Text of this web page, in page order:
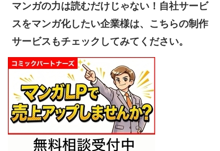
マンガの力は読むだけじゃない！自社サービ
スをマンガ化したい企業様は、こちらの制作
サービスもチェックしてみてください。